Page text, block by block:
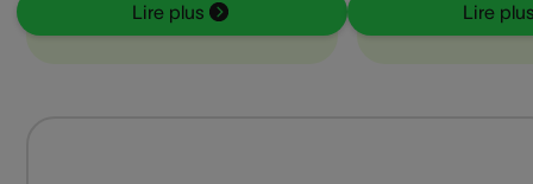
Lire plus Lire